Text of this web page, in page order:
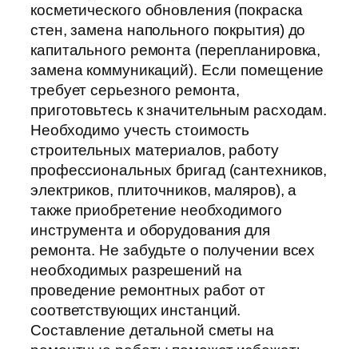
косметического обновления (покраска
стен, замена напольного покрытия) до
капитального ремонта (перепланировка,
замена коммуникаций). Если помещение
требует серьезного ремонта,
приготовьтесь к значительным расходам.
Необходимо учесть стоимость
строительных материалов, работу
профессиональных бригад (сантехников,
электриков, плиточников, маляров), а
также приобретение необходимого
инструмента и оборудования для
ремонта. Не забудьте о получении всех
необходимых разрешений на
проведение ремонтных работ от
соответствующих инстанций.
Составление детальной сметы на